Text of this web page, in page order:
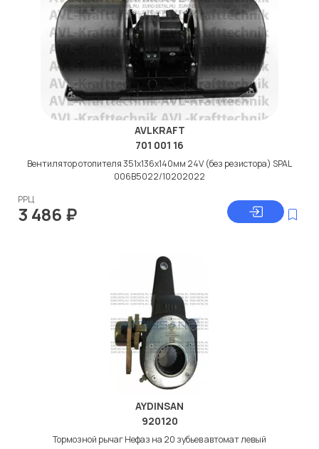
AVLKRAFT
701 001 16
Вентилятор отопителя 351x136x140мм 24V (без резистора) SPAL
006B5022/10202022
РРЦ
3 486 ₽
AYDINSAN
920120
Тормозной рычаг Нефаз на 20 зубьев автомат левый